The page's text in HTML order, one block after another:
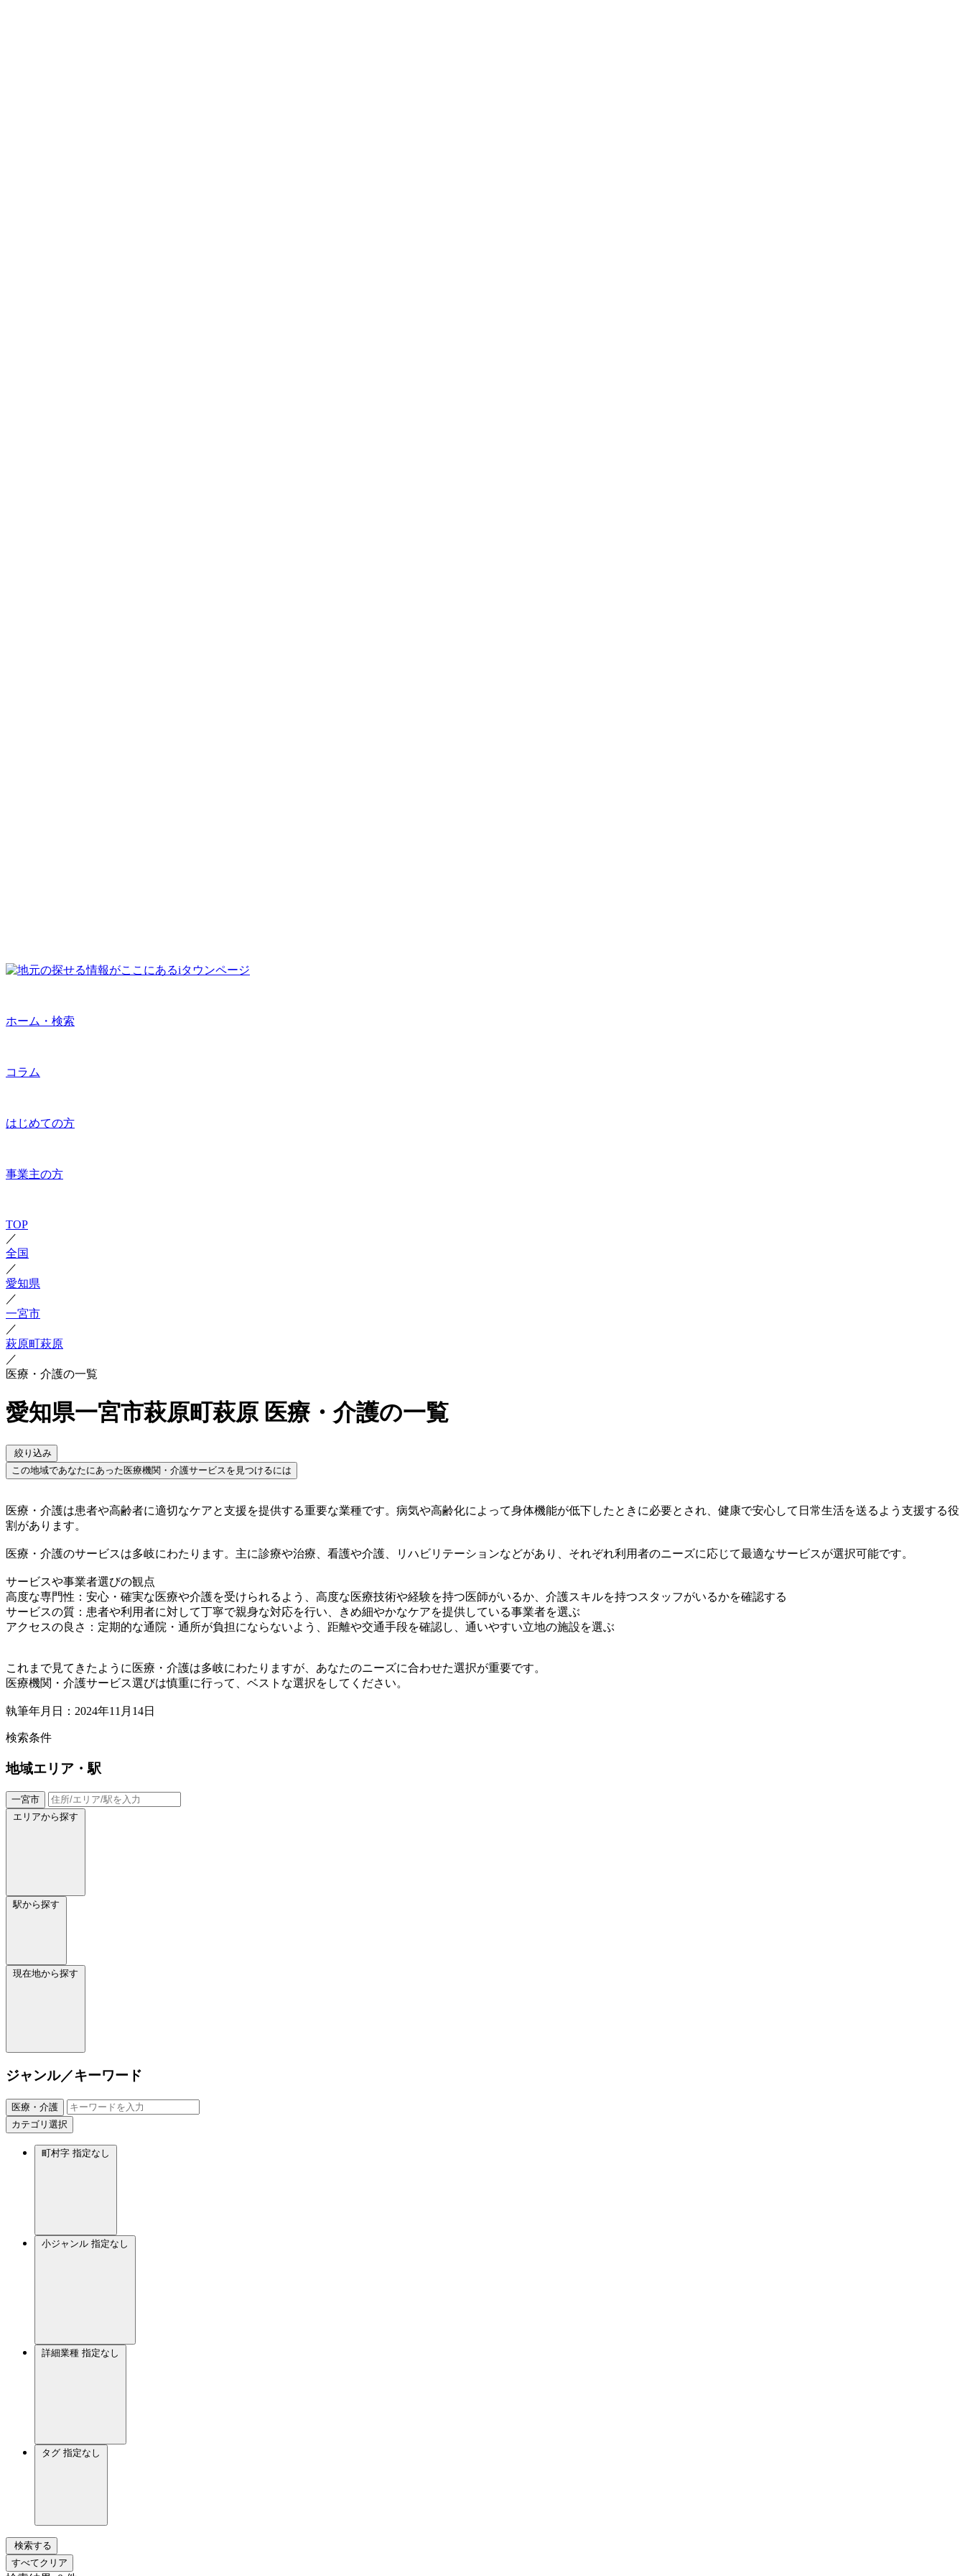
ホーム・検索
コラム
はじめての方
事業主の方
TOP
／
全国
／
愛知県
／
一宮市
／
萩原町萩原
／
医療・介護の一覧
愛知県一宮市萩原町萩原 医療・介護の一覧
絞り込み
この地域であなたにあった医療機関・介護サービスを見つけるには
医療・介護は患者や高齢者に適切なケアと支援を提供する重要な業種です。病気や高齢化によって身体機能が低下したときに必要とされ、健康で安心して日常生活を送るよう支援する役
割があります。
医療・介護のサービスは多岐にわたります。主に診療や治療、看護や介護、リハビリテーションなどがあり、それぞれ利用者のニーズに応じて最適なサービスが選択可能です。
サービスや事業者選びの観点
高度な専門性：安心・確実な医療や介護を受けられるよう、高度な医療技術や経験を持つ医師がいるか、介護スキルを持つスタッフがいるかを確認する
サービスの質：患者や利用者に対して丁寧で親身な対応を行い、きめ細やかなケアを提供している事業者を選ぶ
アクセスの良さ：定期的な通院・通所が負担にならないよう、距離や交通手段を確認し、通いやすい立地の施設を選ぶ
これまで見てきたように医療・介護は多岐にわたりますが、あなたのニーズに合わせた選択が重要です。
医療機関・介護サービス選びは慎重に行って、ベストな選択をしてください。
執筆年月日：2024年11月14日
検索条件
地域エリア・駅
一宮市
エリアから探す
駅から探す
現在地から探す
ジャンル／キーワード
医療・介護
カテゴリ選択
町村字 指定なし
小ジャンル 指定なし
詳細業種 指定なし
タグ 指定なし
検索する
すべてクリア